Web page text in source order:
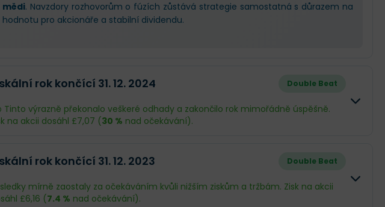
mědi. Navzdory rozhovorům o fúzích zůstává strategie samostatná s důrazem na
hodnotu pro akcionáře a stabilní dividendu.
rok končící 31. 12. 2024 Double Beat
Tinto výrazně překonalo veškeré odhady a zakončilo rok mimořádně úspěšně.
na akcii dosáhl £7,07 (30 % nad očekávání).
£7,01 mld.
rok končící 31. 12. 2023 Double Beat
mírně zaostaly za očekáváním kvůli nižším ziskům a tržbám. Zisk na akcii
£6,16 (7.4 % nad očekávání).